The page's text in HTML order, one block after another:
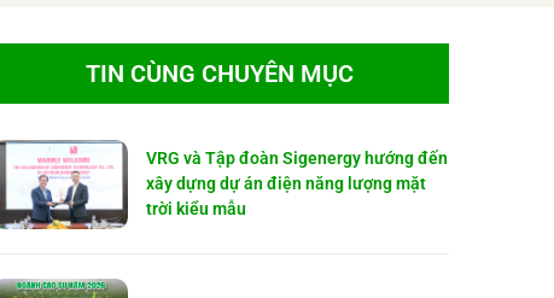
TIN CÙNG CHUYÊN MỤC
VRG và Tập đoàn Sigenergy hướng đến
xây dựng dự án điện năng lượng mặt
trời kiểu mẫu